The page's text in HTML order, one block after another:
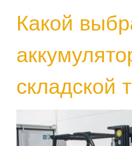
Какой
складской